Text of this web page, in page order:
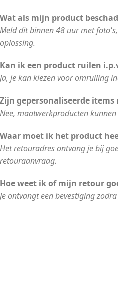
Wat als mijn product
Meld dit binnen 48 uur met
oplossing.
Kan ik een product ruilen
Ja, je kan kiezen voor omruiling
Zijn gepersonaliseerde
Nee, maatwerkproducten
Waar moet ik het product
Het retouradres ontvang je bij
retouraanvraag.
Hoe weet ik of mijn retour
Je ontvangt een bevestiging